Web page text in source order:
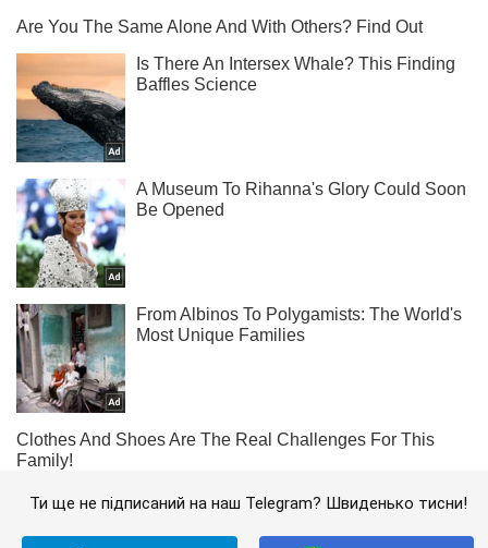
Ти ще не підписаний на наш Telegram? Швиденько тисни!